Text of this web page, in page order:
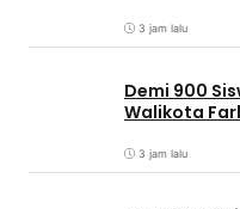
3 jam lalu
Demi 900
Walikota
3 jam lalu